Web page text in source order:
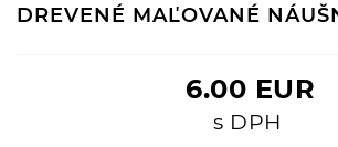
DREVENÉ MAĽOVANÉ
6.00 EUR
s DPH